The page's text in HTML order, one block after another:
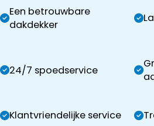
Een betrouwbare
dakdekker
24/7 spoedservice
Klantvriendelijke service